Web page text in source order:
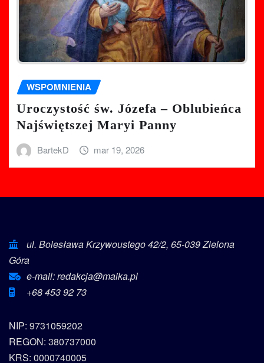
WSPOMNIENIA
Uroczystość św. Józefa – Oblubieńca
Najświętszej Maryi Panny
BartekD mar 19, 2026
ul. Bolesława Krzywoustego 42/2, 65-039 Zielona
Góra
e-mail: redakcja@maika.pl
+68 453 92 73
NIP: 9731059202
REGON: 380737000
KRS: 0000740005